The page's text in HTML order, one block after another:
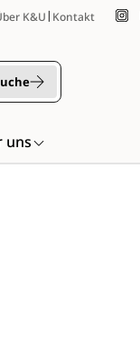
K&U| Kontakt
uns